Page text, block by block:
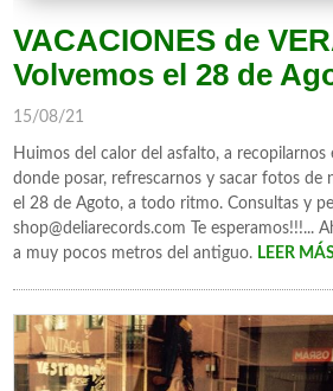
VACACIONES de
Volvemos el 28 de
15/08/21
Huimos del calor del asfalto, a recopilarnos
donde posar, refrescarnos y sacar fotos de
el 28 de Agoto, a todo ritmo. Consultas y
shop@deliarecords.com Te esperamos!!!...
a muy pocos metros del antiguo. LEER